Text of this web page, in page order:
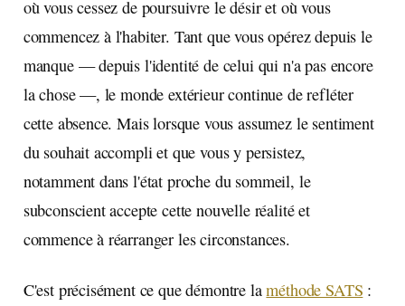
où vous cessez de poursuivre le désir et où vous
commencez à l'habiter. Tant que vous opérez depuis le
manque — depuis l'identité de celui qui n'a pas encore
la chose —, le monde extérieur continue de refléter
cette absence. Mais lorsque vous assumez le sentiment
du souhait accompli et que vous y persistez,
notamment dans l'état proche du sommeil, le
subconscient accepte cette nouvelle réalité et
commence à réarranger les circonstances.
C'est précisément ce que démontre laméthode SATS :